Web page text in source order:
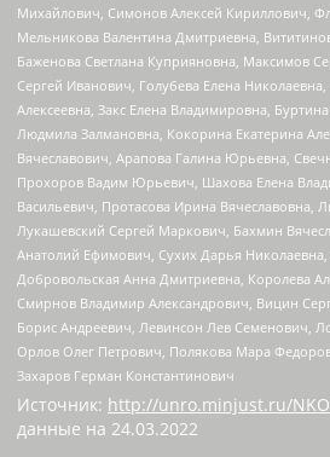
Михайлович, Симонов Алексей Кириллович,
Мельникова Валентина Дмитриевна,
Баженова Светлана Куприяновна, Максимов
Сергей Иванович, Голубева Елена
Алексеевна, Закс Елена Владимировна,
Людмила Залмановна, Кокорина Екатерина
Вячеславович, Арапова Галина Юрьевна,
Прохоров Вадим Юрьевич, Шахова Елена
Васильевич, Протасова Ирина Вячеславовна,
Лукашевский Сергей Маркович, Бахмин
Анатолий Ефимович, Сухих Дарья
Добровольская Анна Дмитриевна, Королева
Смирнов Владимир Александрович, Вицин
Борис Андреевич, Левинсон Лев Семенович,
Орлов Олег Петрович, Полякова Мара
Захаров Герман Константинович
Источник: http://unro.minjust.ru/
данные на 24.03.2022